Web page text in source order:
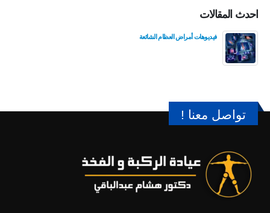
احدث المقالات
فيديوهات أمراض العظام الشائعة
تواصل معنا !